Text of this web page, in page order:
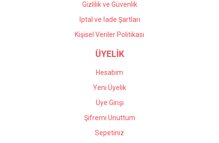
Gizlilik ve Güvenlik
İptal ve İade Şartları
Kişisel Veriler Politikası
ÜYELİK
Hesabım
Yeni Üyelik
Üye Girişi
Şifremi Unuttum
Sepetiniz